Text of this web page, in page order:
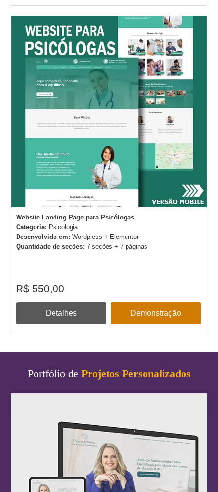
Website Landing Page para Psicólogas
Categoria: Psicologia
Desenvolvido em:Wordpress + Elementor
Quantidade de seções:7 seções + 7 páginas
R$ 550,00
Detalhes Demonstração
Portfólio de Projetos Personalizados